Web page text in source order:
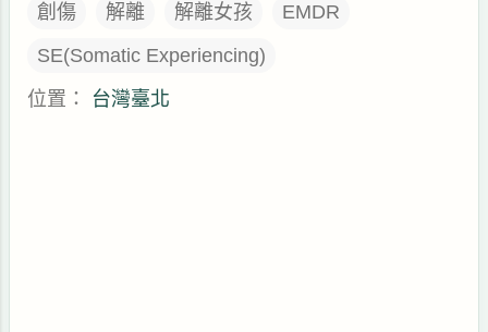
創傷 解離 解離女孩
EMDR
SE(Somatic Experiencing)
位置： 台灣臺北